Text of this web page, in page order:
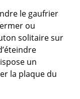
le gaufrier
ou
solitaire sur
un
la plaque du